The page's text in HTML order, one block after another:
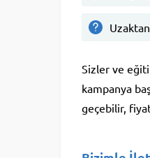
Sizler ve
kampanya
geçebilir,